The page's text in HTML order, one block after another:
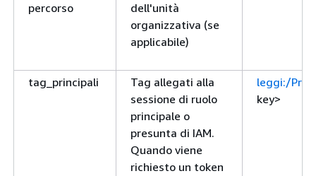
percorso
dell'unità
organizzativa (se
applicabile)
tag_principali
Tag allegati alla
sessione di ruolo
principale o
presunta di IAM.
Quando viene
richiesto un token
leggi:/
key>